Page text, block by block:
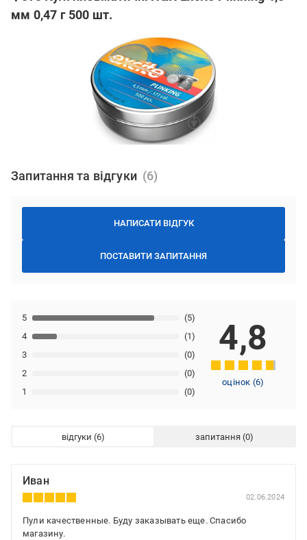
мм 0,47 г 500 шт.
Запитання та відгуки
НАПИСАТИ ВІДГУК
ПОСТАВИТИ ЗАПИТАННЯ
1 (0)
2 (0)
3 (0)
4 (1)
5 (5)
4,8
оцінок (6)
відгуки запитання
Иван
02.06.2024
Пули качественные. Буду заказывать еще. Спасибо
магазину.